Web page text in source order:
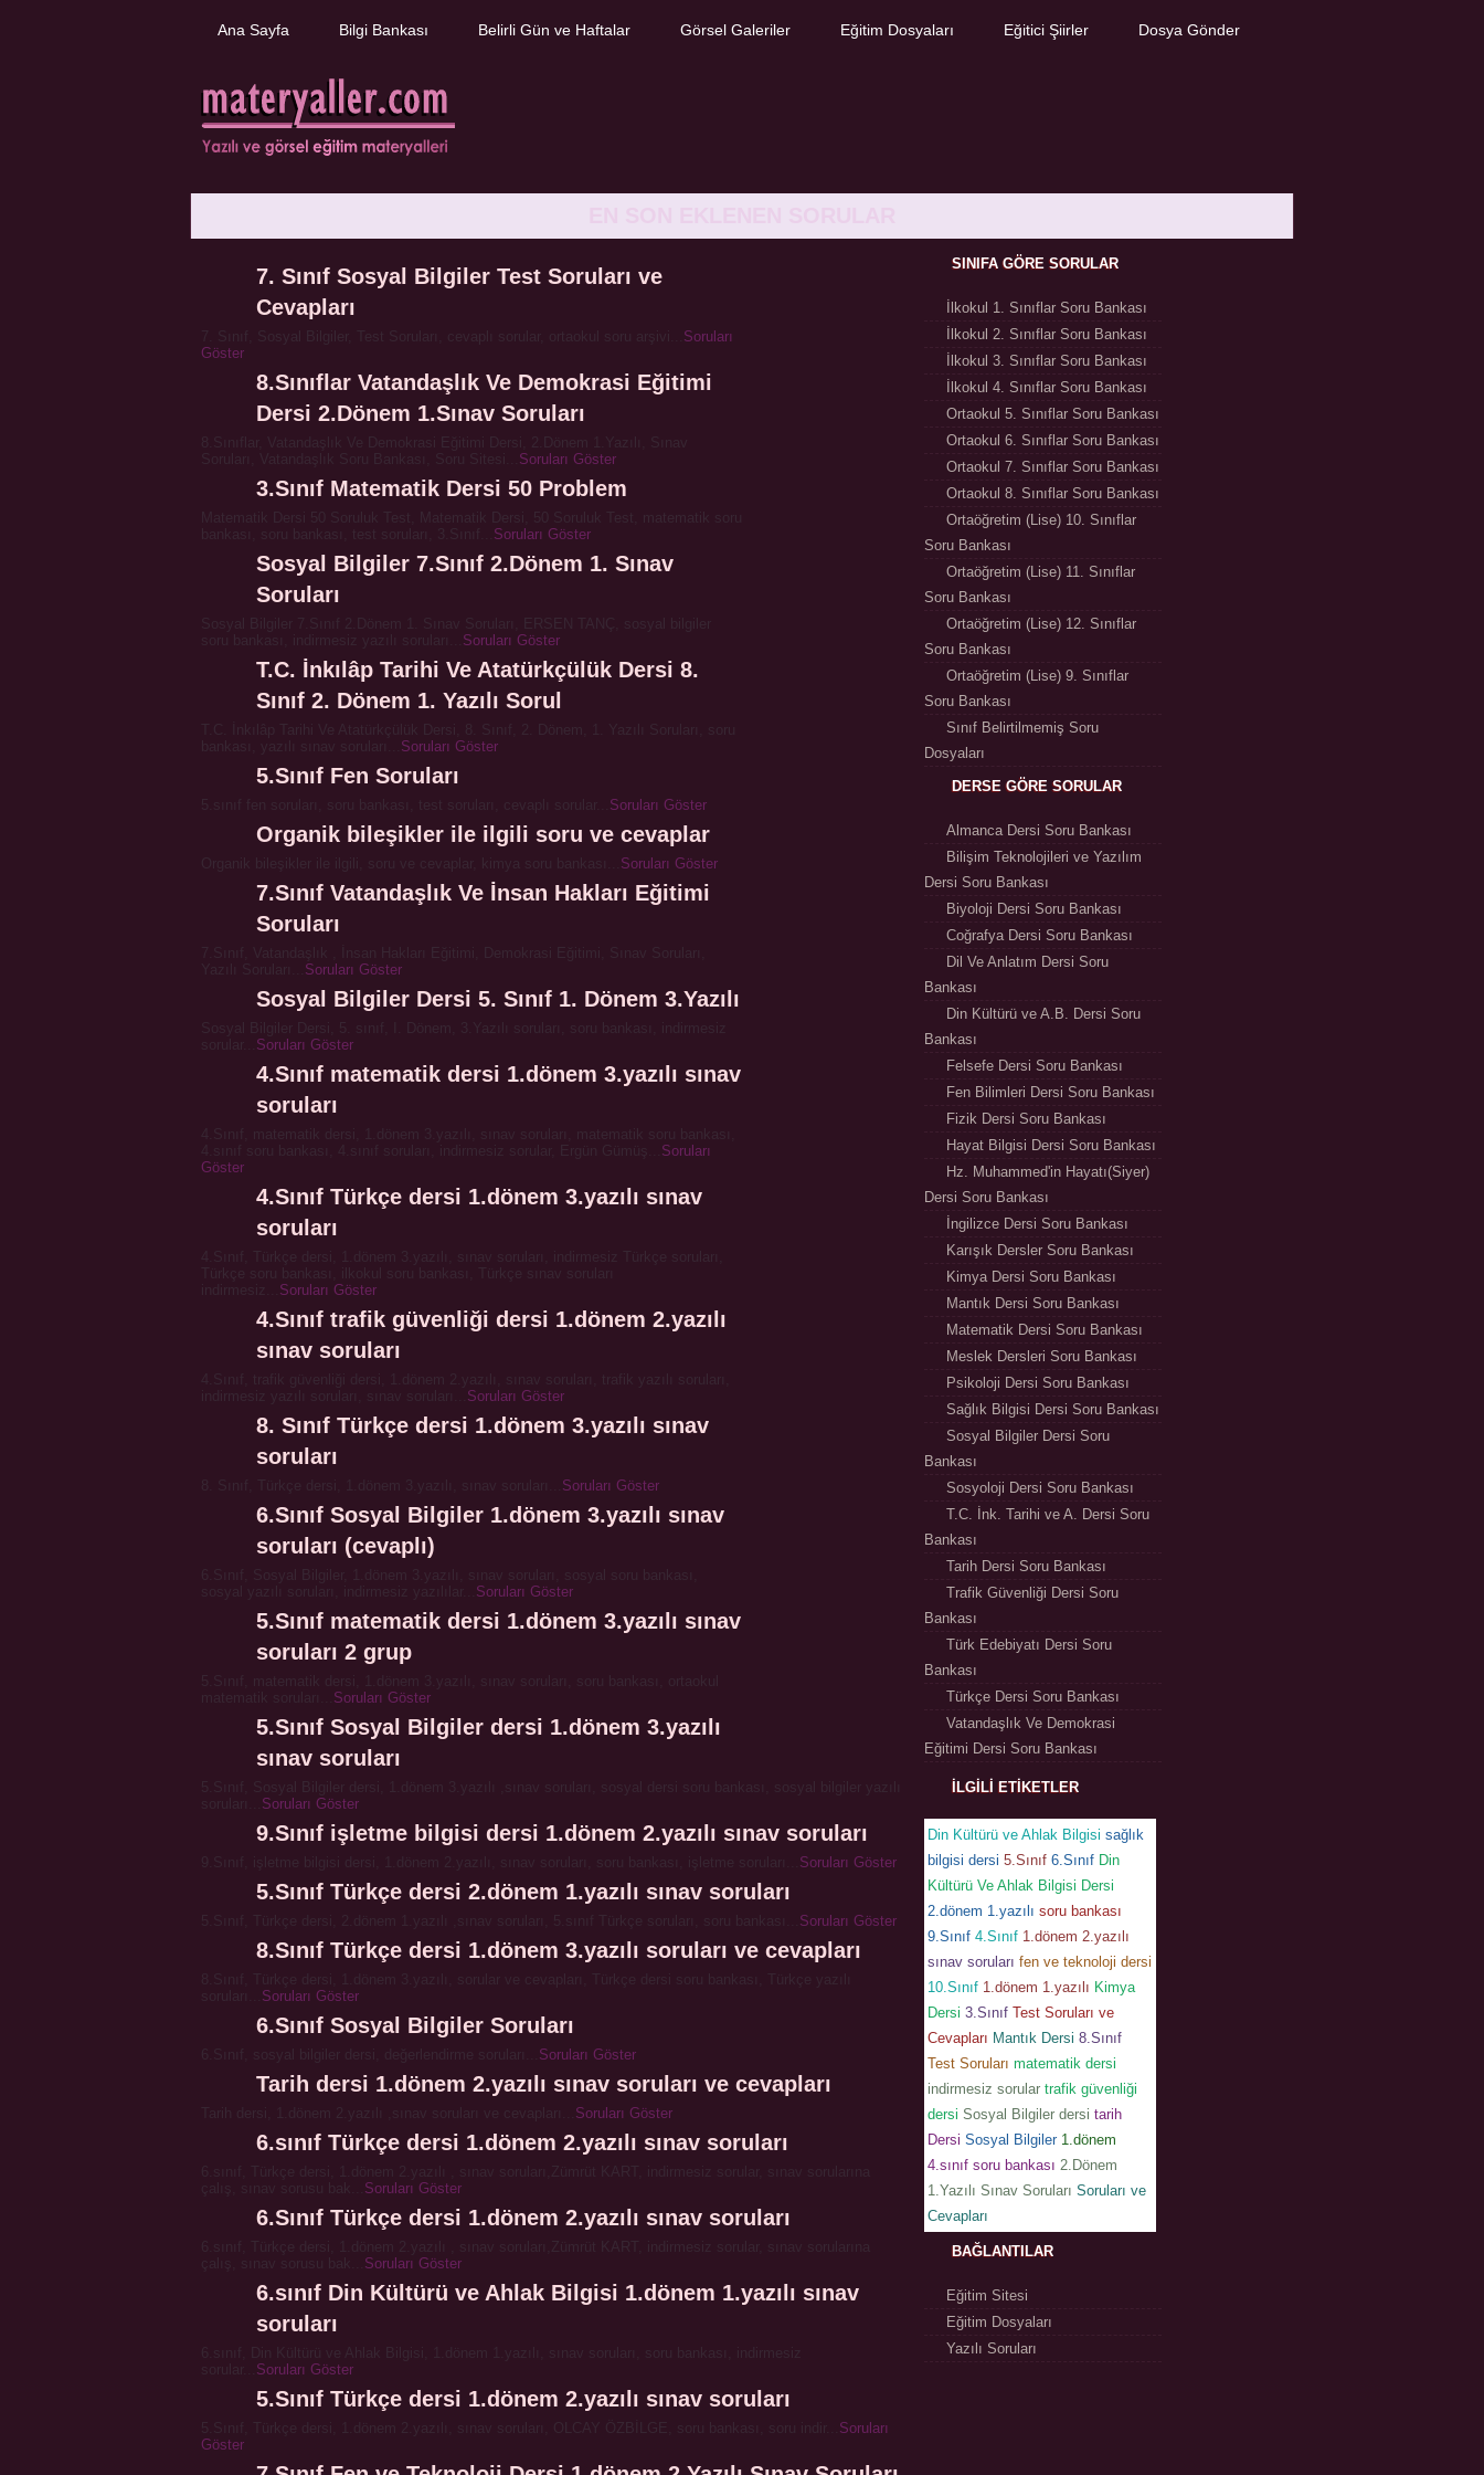
Ana Sayfa Bilgi Bankası Belirli Gün ve Haftalar Görsel Galeriler Eğitim Dosyaları Eğitici Şiirler Dosya Gönder
7. Sınıf Sosyal Bilgiler Test Soruları ve
Cevapları
Soruları
Göster
8.Sınıflar Vatandaşlık Ve Demokrasi Eğitimi
Dersi 2.Dönem 1.Sınav Soruları
Soruları Göster
3.Sınıf Matematik Dersi 50 Problem
Soruları Göster
Sosyal Bilgiler 7.Sınıf 2.Dönem 1. Sınav
Soruları
Soruları Göster
T.C. İnkılâp Tarihi Ve Atatürkçülük Dersi 8.
Sınıf 2. Dönem 1. Yazılı Sorul
Soruları Göster
5.Sınıf Fen Soruları
Soruları Göster
Organik bileşikler ile ilgili soru ve cevaplar
Soruları Göster
7.Sınıf Vatandaşlık Ve İnsan Hakları Eğitimi
Soruları
Soruları Göster
Sosyal Bilgiler Dersi 5. Sınıf 1. Dönem 3.Yazılı
Soruları Göster
4.Sınıf matematik dersi 1.dönem 3.yazılı sınav
soruları
Soruları
Göster
4.Sınıf Türkçe dersi 1.dönem 3.yazılı sınav
soruları
Soruları Göster
4.Sınıf trafik güvenliği dersi 1.dönem 2.yazılı
sınav soruları
Soruları Göster
8. Sınıf Türkçe dersi 1.dönem 3.yazılı sınav
soruları
Soruları Göster
6.Sınıf Sosyal Bilgiler 1.dönem 3.yazılı sınav
soruları (cevaplı)
Soruları Göster
5.Sınıf matematik dersi 1.dönem 3.yazılı sınav
soruları 2 grup
Soruları Göster
5.Sınıf Sosyal Bilgiler dersi 1.dönem 3.yazılı
sınav soruları
Soruları Göster
9.Sınıf işletme bilgisi dersi 1.dönem 2.yazılı sınav soruları
Soruları Göster
5.Sınıf Türkçe dersi 2.dönem 1.yazılı sınav soruları
Soruları Göster
8.Sınıf Türkçe dersi 1.dönem 3.yazılı soruları ve cevapları
Soruları Göster
6.Sınıf Sosyal Bilgiler Soruları
Soruları Göster
Tarih dersi 1.dönem 2.yazılı sınav soruları ve cevapları
Soruları Göster
6.sınıf Türkçe dersi 1.dönem 2.yazılı sınav soruları
Soruları Göster
6.Sınıf Türkçe dersi 1.dönem 2.yazılı sınav soruları
Soruları Göster
6.sınıf Din Kültürü ve Ahlak Bilgisi 1.dönem 1.yazılı sınav
soruları
Soruları Göster
5.Sınıf Türkçe dersi 1.dönem 2.yazılı sınav soruları
Soruları
Göster
SINIFA GÖRE SORULAR
İlkokul 1. Sınıflar Soru Bankası
İlkokul 2. Sınıflar Soru Bankası
İlkokul 3. Sınıflar Soru Bankası
İlkokul 4. Sınıflar Soru Bankası
Ortaokul 5. Sınıflar Soru Bankası
Ortaokul 6. Sınıflar Soru Bankası
Ortaokul 7. Sınıflar Soru Bankası
Ortaokul 8. Sınıflar Soru Bankası
Ortaöğretim (Lise) 10. Sınıflar
Soru Bankası
Ortaöğretim (Lise) 11. Sınıflar
Soru Bankası
Ortaöğretim (Lise) 12. Sınıflar
Soru Bankası
Ortaöğretim (Lise) 9. Sınıflar
Soru Bankası
Sınıf Belirtilmemiş Soru
Dosyaları
DERSE GÖRE SORULAR
Almanca Dersi Soru Bankası
Bilişim Teknolojileri ve Yazılım
Dersi Soru Bankası
Biyoloji Dersi Soru Bankası
Coğrafya Dersi Soru Bankası
Dil Ve Anlatım Dersi Soru
Bankası
Din Kültürü ve A.B. Dersi Soru
Bankası
Felsefe Dersi Soru Bankası
Fen Bilimleri Dersi Soru Bankası
Fizik Dersi Soru Bankası
Hayat Bilgisi Dersi Soru Bankası
Hz. Muhammed'in Hayatı(Siyer)
Dersi Soru Bankası
İngilizce Dersi Soru Bankası
Karışık Dersler Soru Bankası
Kimya Dersi Soru Bankası
Mantık Dersi Soru Bankası
Matematik Dersi Soru Bankası
Meslek Dersleri Soru Bankası
Psikoloji Dersi Soru Bankası
Sağlık Bilgisi Dersi Soru Bankası
Sosyal Bilgiler Dersi Soru
Bankası
Sosyoloji Dersi Soru Bankası
T.C. İnk. Tarihi ve A. Dersi Soru
Bankası
Tarih Dersi Soru Bankası
Trafik Güvenliği Dersi Soru
Bankası
Türk Edebiyatı Dersi Soru
Bankası
Türkçe Dersi Soru Bankası
Vatandaşlık Ve Demokrasi
Eğitimi Dersi Soru Bankası
İLGİLİ ETİKETLER
Din Kültürü ve Ahlak Bilgisi sağlık
bilgisi dersi 5.Sınıf 6.Sınıf Din
Kültürü Ve Ahlak Bilgisi Dersi
2.dönem 1.yazılı soru bankası
9.Sınıf 4.Sınıf 1.dönem 2.yazılı
sınav soruları fen ve teknoloji dersi
10.Sınıf 1.dönem 1.yazılı Kimya
Dersi 3.Sınıf Test Soruları ve
Cevapları Mantık Dersi 8.Sınıf
Test Soruları matematik dersi
indirmesiz sorular trafik güvenliği
dersi Sosyal Bilgiler dersi tarih
Dersi Sosyal Bilgiler 1.dönem
4.sınıf soru bankası 2.Dönem
1.Yazılı Sınav Soruları Soruları ve
Cevapları
BAĞLANTILAR
Eğitim Sitesi
Eğitim Dosyaları
Yazılı Soruları